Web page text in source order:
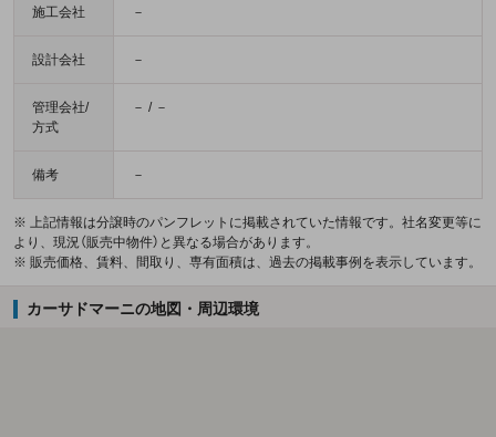
施工会社 －
設計会社 －
管理会社/
方式
－ / －
備考 －
※ 上記情報は分譲時のパンフレットに掲載されていた情報です。社名変更等に
より、現況（販売中物件）と異なる場合があります。
※ 販売価格、賃料、間取り、専有面積は、過去の掲載事例を表示しています。
カーサドマーニの地図・周辺環境